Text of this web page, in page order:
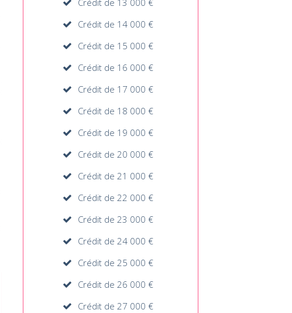
Crédit de 13 000 €
Crédit de 14 000 €
Crédit de 15 000 €
Crédit de 16 000 €
Crédit de 17 000 €
Crédit de 18 000 €
Crédit de 19 000 €
Crédit de 20 000 €
Crédit de 21 000 €
Crédit de 22 000 €
Crédit de 23 000 €
Crédit de 24 000 €
Crédit de 25 000 €
Crédit de 26 000 €
Crédit de 27 000 €